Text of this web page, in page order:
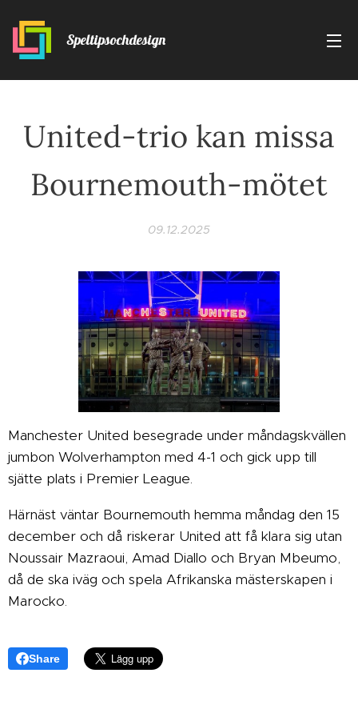
Speltipsochdesign
United-trio kan missa
Bournemouth-mötet
09.12.2025
Manchester United besegrade under måndagskvällen
jumbon Wolverhampton med 4-1 och gick upp till
sjätte plats i Premier League.
Härnäst väntar Bournemouth hemma måndag den 15
december och då riskerar United att få klara sig utan
Noussair Mazraoui, Amad Diallo och Bryan Mbeumo,
då de ska iväg och spela Afrikanska mästerskapen i
Marocko.
Share